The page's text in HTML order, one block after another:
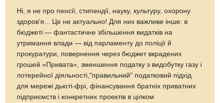
Ні, я не про пенсії, стипендії, науку, культуру, охорону
здоровʼя... Це не актуально! Для них важливе інше: в
бюджеті — фантастичне збільшення видатків на
утримання влади — від парламенту до поліції й
прокуратури, повернення через бюджет вкрадених
грошей «Привата», зменшення податку з видобутку газу і
лотерейної діяльності,"правильний" податковий підхід
для мережі дьюті-фрі, фінансування братніх приватних
підприємств і конкретних проектів в цілком